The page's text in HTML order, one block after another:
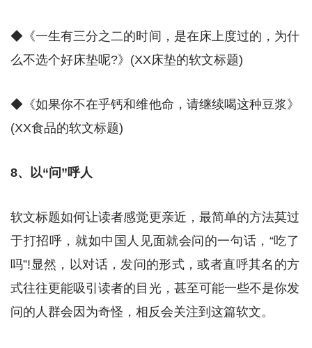
◆《一生有三分之二的时间，是在床上度过的，为什
么不选个好床垫呢?》(XX床垫的软文标题)
◆《如果你不在乎钙和维他命，请继续喝这种豆浆》
(XX食品的软文标题)
8、以“问”呼人
软文标题如何让读者感觉更亲近，最简单的方法莫过
于打招呼，就如中国人见面就会问的一句话，“吃了
吗”!显然，以对话，发问的形式，或者直呼其名的方
式往往更能吸引读者的目光，甚至可能一些不是你发
问的人群会因为奇怪，相反会关注到这篇软文。